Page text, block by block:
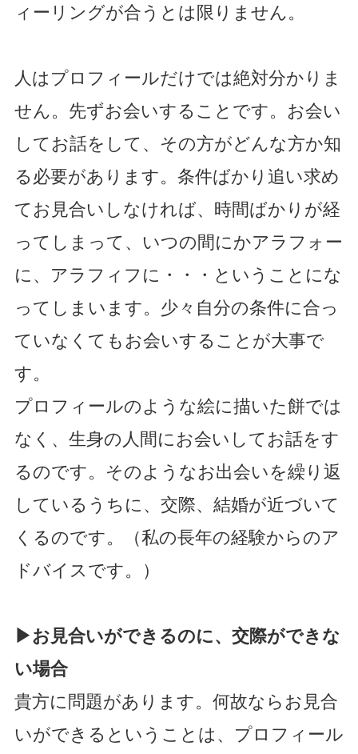
ィーリングが合うとは限りません。
人はプロフィールだけでは絶対分かりま
せん。先ずお会いすることです。お会い
してお話をして、その方がどんな方か知
る必要があります。条件ばかり追い求め
てお見合いしなければ、時間ばかりが経
ってしまって、いつの間にかアラフォー
に、アラフィフに・・・ということにな
ってしまいます。少々自分の条件に合っ
ていなくてもお会いすることが大事で
す。
プロフィールのような絵に描いた餅では
なく、生身の人間にお会いしてお話をす
るのです。そのようなお出会いを繰り返
しているうちに、交際、結婚が近づいて
くるのです。（私の長年の経験からのア
ドバイスです。）
▶お見合いができるのに、交際ができな
い場合
貴方に問題があります。何故ならお見合
いができるということは、プロフィール